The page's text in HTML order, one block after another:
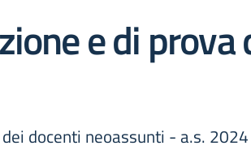
e di
docenti neoassunti - a.s.